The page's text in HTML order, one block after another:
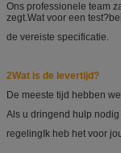
Ons professionele team
zegt.Wat voor een test?
de vereiste specificatie.
2Wat is de levertijd?
De meeste tijd hebben
Als u dringend hulp
regeling Ik heb het voor